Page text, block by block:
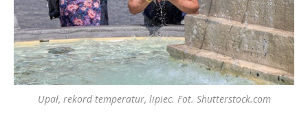
Upał, rekord temperatur, lipiec. Fot. Shutterstock.com